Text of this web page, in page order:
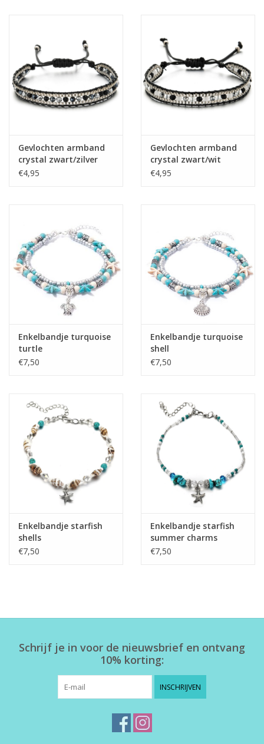
Gevlochten armband
crystal zwart/zilver
€4,95
Gevlochten armband
crystal zwart/wit
€4,95
Enkelbandje turquoise
turtle
€7,50
Enkelbandje turquoise
shell
€7,50
Enkelbandje starfish
shells
€7,50
Enkelbandje starfish
summer charms
€7,50
Schrijf je in voor de nieuwsbrief en ontvang
10% korting:
INSCHRIJVEN